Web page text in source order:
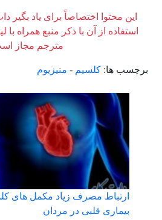
این محتوا اختصاصاً برای یاد بگیر
استفاده از آن با ذکر منبع همراه با
مترجم مجاز
برچسب ها: کلسیم - منیزیوم
ارتباط مصرف زیاد مکمل های
بیماری قلبی در مردان